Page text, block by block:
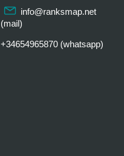
info@ranksmap.net
(mail)
+34654965870 (whatsapp)